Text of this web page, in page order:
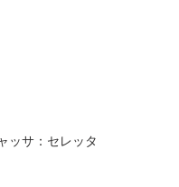
ッサ：セレッタ